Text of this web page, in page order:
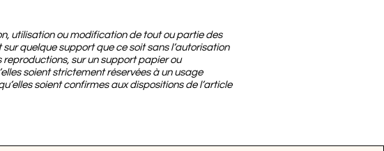
utilisation ou modification de tout ou partie des
quelque support que ce soit sans l’autorisation
sur un support papier ou
soient strictement réservées à un usage
soient confirmes aux dispositions de l’article